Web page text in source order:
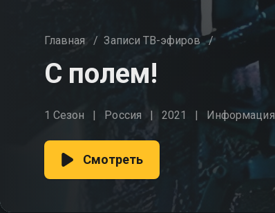
Главная / Записи ТВ-эфиров /
С полем!
1 Сезон Россия 2021 Информация
Смотреть